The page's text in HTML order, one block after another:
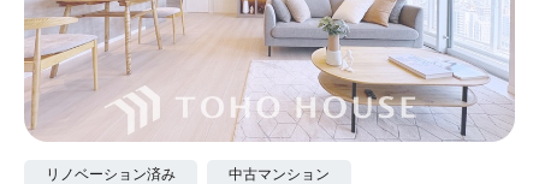
リノベーション済み 中古マンション